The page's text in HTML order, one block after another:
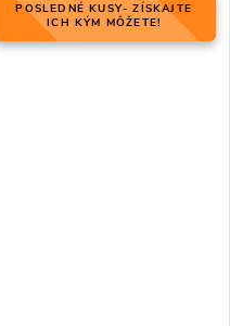
POSLEDNÉ KUSY- ZÍSKAJTE
ICH KÝM MÔŽETE!